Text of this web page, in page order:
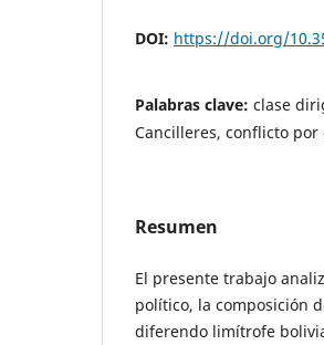
DOI: https://doi.org/
Palabras clave: clase
Cancilleres, conflicto por
Resumen
El presente trabajo
político, la composición
diferendo limítrofe